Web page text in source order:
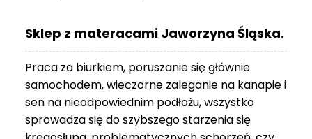
Sklep z materacami Jaworzyna Śląska.
Praca za biurkiem, poruszanie się głównie
samochodem, wieczorne zaleganie na kanapie i
sen na nieodpowiednim podłożu, wszystko
sprowadza się do szybszego starzenia się